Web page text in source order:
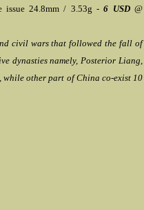
issue 24.8mm / 3.53g -6 USD@
civil warsthat followed the fall of
dynasties namely, Posterior Liang,
while other part of China co-exist 10